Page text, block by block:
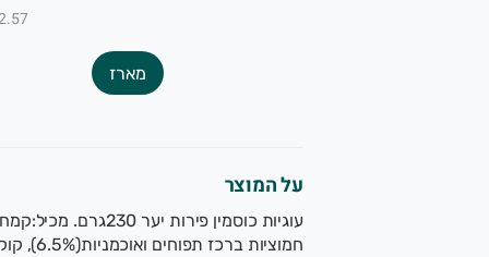
₪12.57
מארז
על המוצר
עוגיות כוסמין